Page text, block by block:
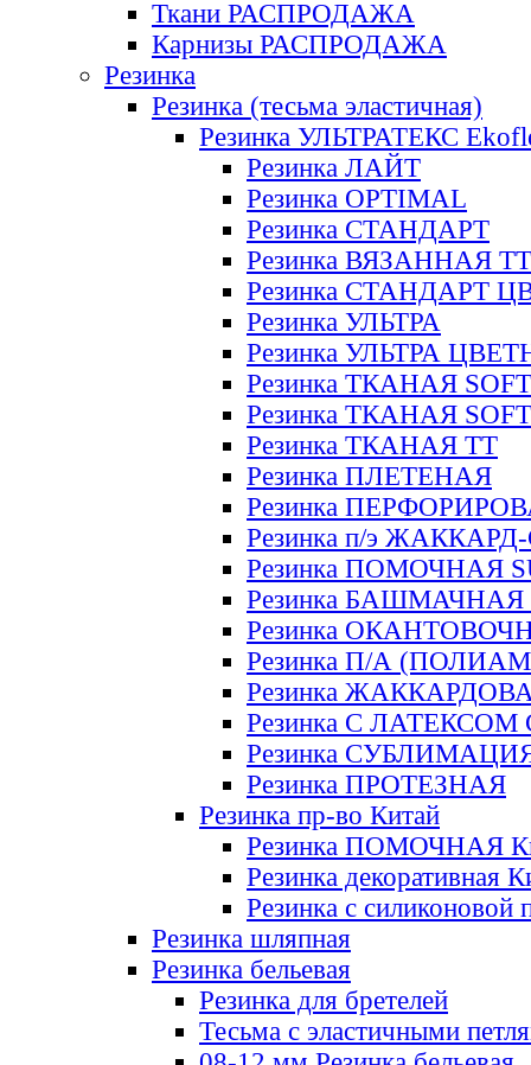
Ткани РАСПРОДАЖА
Карнизы РАСПРОДАЖА
Резинка
Резинка (тесьма эластичная)
Резинка УЛЬТРАТЕКС
Резинка ЛАЙТ
Резинка OPTIMAL
Резинка СТАНДАРТ
Резинка ВЯЗАННАЯ ТТ
Резинка СТАНДАРТ
Резинка УЛЬТРА
Резинка УЛЬТРА
Резинка ТКАНАЯ SOFT
Резинка ТКАНАЯ
Резинка ТКАНАЯ ТТ
Резинка ПЛЕТЕНАЯ
Резинка
Резинка п/э
Резинка ПОМОЧНАЯ
Резинка БАШМАЧНАЯ
Резинка
Резинка П/А
Резинка
Резинка С ЛАТЕКСОМ
Резинка
Резинка ПРОТЕЗНАЯ
Резинка пр-во Китай
Резинка ПОМОЧНАЯ
Резинка декоративная
Резинка с силиконовой
Резинка шляпная
Резинка бельевая
Резинка для бретелей
Тесьма с эластичными